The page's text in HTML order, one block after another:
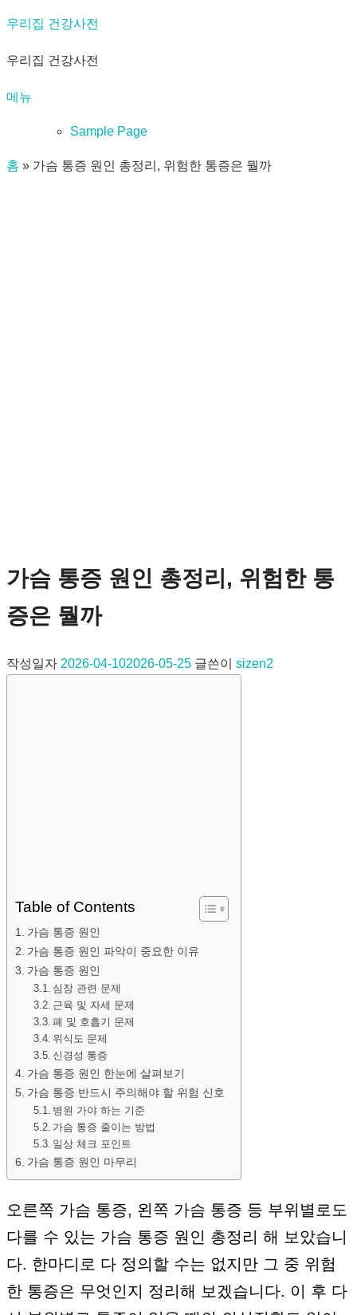
내
으
기
우리집 건강사전
우리집 건강사전
메뉴
Sample Page
홈 » 가슴 통증 원인 총정리, 위험한 통증은 뭘까
가슴 통증 원인 총정리, 위험한 통
증은 뭘까
작성일자 2026-04-102026-05-25 글쓴이 sizen2
Table of Contents
가슴 통증 원인
가슴 통증 원인 파악이 중요한 이유
가슴 통증 원인
심장 관련 문제
근육 및 자세 문제
폐 및 호흡기 문제
위식도 문제
신경성 통증
가슴 통증 원인 한눈에 살펴보기
가슴 통증 반드시 주의해야 할 위험 신호
병원 가야 하는 기준
가슴 통증 줄이는 방법
일상 체크 포인트
가슴 통증 원인 마무리
오른쪽 가슴 통증, 왼쪽 가슴 통증 등 부위별로도
다를 수 있는 가슴 통증 원인 총정리 해 보았습니
다. 한마디로 다 정의할 수는 없지만 그 중 위험
한 통증은 무엇인지 정리해 보겠습니다. 이 후 다